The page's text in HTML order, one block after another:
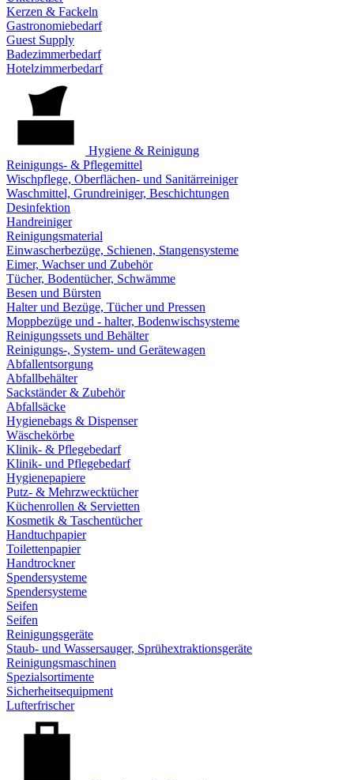
Kerzen & Fackeln
Gastronomiebedarf
Guest Supply
Badezimmerbedarf
Hotelzimmerbedarf
Hygiene & Reinigung
Reinigungs- & Pflegemittel
Wischpflege, Oberflächen- und Sanitärreiniger
Waschmittel, Grundreiniger, Beschichtungen
Desinfektion
Handreiniger
Reinigungsmaterial
Einwascherbezüge, Schienen, Stangensysteme
Eimer, Wachser und Zubehör
Tücher, Bodentücher, Schwämme
Besen und Bürsten
Halter und Bezüge, Tücher und Pressen
Moppbezüge und - halter, Bodenwischsysteme
Reinigungssets und Behälter
Reinigungs-, System- und Gerätewagen
Abfallentsorgung
Abfallbehälter
Sackständer & Zubehör
Abfallsäcke
Hygienebags & Dispenser
Wäschekörbe
Klinik- & Pflegebedarf
Klinik- und Pflegebedarf
Hygienepapiere
Putz- & Mehrzwecktücher
Küchenrollen & Servietten
Kosmetik & Taschentücher
Handtuchpapier
Toilettenpapier
Handtrockner
Spendersysteme
Spendersysteme
Seifen
Seifen
Reinigungsgeräte
Staub- und Wassersauger, Sprühextraktionsgeräte
Reinigungsmaschinen
Spezialsortimente
Sicherheitsequipment
Lufterfrischer